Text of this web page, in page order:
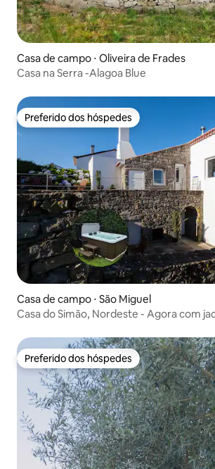
Casa de campo ⋅ Oliveira de Frades
Casa na Serra -Alagoa Blue
Preferido dos hóspedes
Preferido dos hóspedes
Casa de campo ⋅ São Miguel
Casa do Simão, Nordeste - Agora com
Preferido dos hóspedes
Preferido dos hóspedes